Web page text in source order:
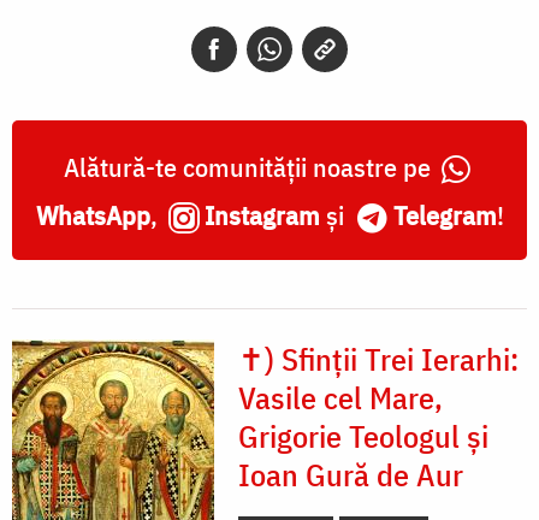
Alătură-te comunității noastre pe
WhatsApp, Instagram și Telegram!
✝) Sfinții Trei Ierarhi:
Vasile cel Mare,
Grigorie Teologul și
Ioan Gură de Aur